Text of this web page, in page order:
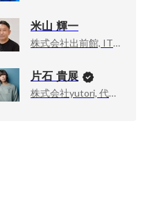
米山 輝一
株式会社出前館, IT本部本部長 兼 VPoE
片石 貴展
株式会社yutori, 代表取締役社長